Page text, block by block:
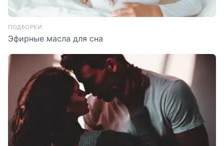
ПОДБОРКИ
Эфирные масла для сна